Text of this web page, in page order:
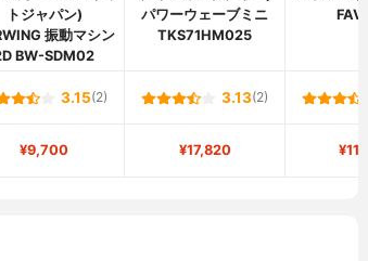
トジャパン)
振動マシン
BW-SDM02
パワーウェーブミニ
TKS71HM025
3.15(2) 3.13(2)
¥9,700 ¥17,820